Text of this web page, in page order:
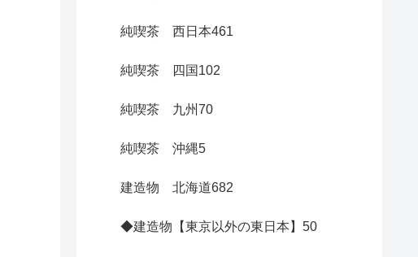
純喫茶 西日本461
純喫茶 四国 102
純喫茶 九州70
純喫茶 沖縄5
建造物 北海道682
◆建造物【東京以外の東日本】 50